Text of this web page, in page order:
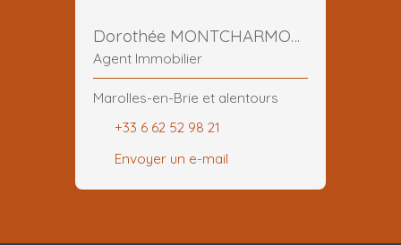
Dorothée MONTCHARMONT
Agent Immobilier
Marolles-en-Brie et alentours
+33 6 62 52 98 21
Envoyer un e-mail